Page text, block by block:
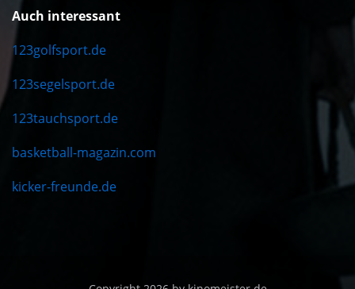
Auch interessant
123golfsport.de
123segelsport.de
123tauchsport.de
basketball-magazin.com
kicker-freunde.de